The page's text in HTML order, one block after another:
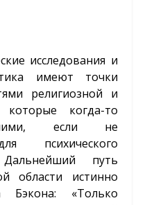
исследования и
имеют точки
религиозной и
когда-то
если не
психического
путь
области истинно
Бэкона: «Только